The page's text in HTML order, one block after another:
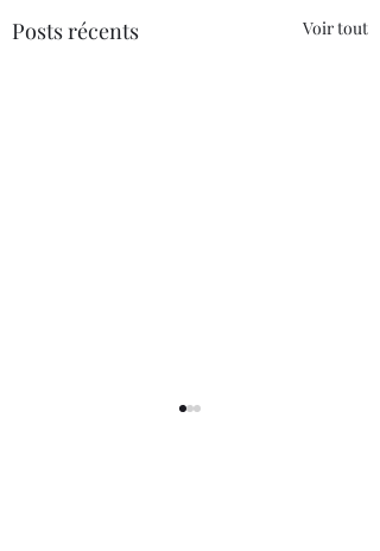
Posts récents Voir tout